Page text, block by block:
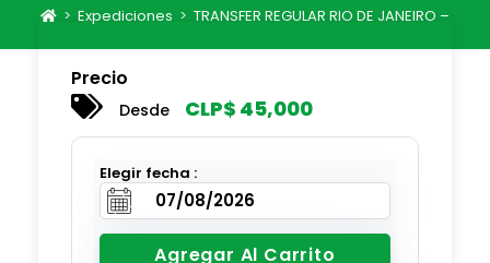
> Expediciones > TRANSFER REGULAR RIO DE JANEIRO – ISLA
Precio
Desde CLP$ 45,000
Elegir fecha :
Agregar Al Carrito